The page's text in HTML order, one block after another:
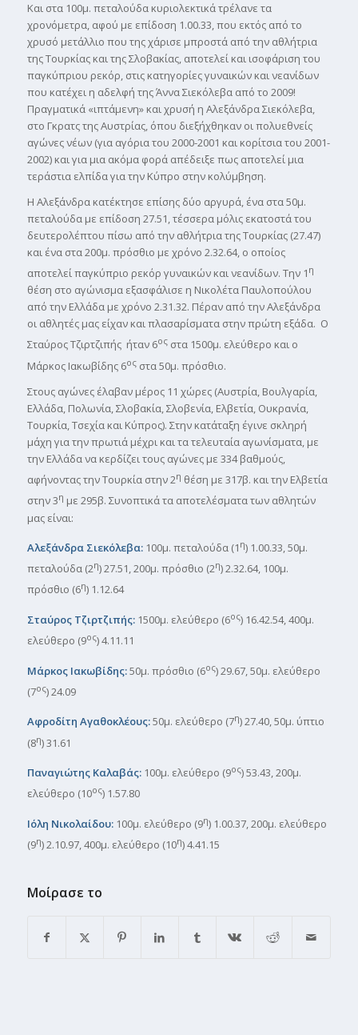
Και στα 100μ. πεταλούδα κυριολεκτικά τρέλανε τα
χρονόμετρα, αφού με επίδοση 1.00.33, που εκτός από το
χρυσό μετάλλιο που της χάρισε μπροστά από την αθλήτρια
της Τουρκίας και της Σλοβακίας, αποτελεί και ισοφάριση του
παγκύπριου ρεκόρ, στις κατηγορίες γυναικών και νεανίδων
που κατέχει η αδελφή της Άννα Σιεκόλεβα από το 2009!
Πραγματικά «ιπτάμενη» και χρυσή η Αλεξάνδρα Σιεκόλεβα,
στο Γκρατς της Αυστρίας, όπου διεξήχθηκαν οι πολυεθνείς
αγώνες νέων (για αγόρια του 2000-2001 και κορίτσια του 2001-
2002) και για μια ακόμα φορά απέδειξε πως αποτελεί μια
τεράστια ελπίδα για την Κύπρο στην κολύμβηση.
Η Αλεξάνδρα κατέκτησε επίσης δύο αργυρά, ένα στα 50μ.
πεταλούδα με επίδοση 27.51, τέσσερα μόλις εκατοστά του
δευτερολέπτου πίσω από την αθλήτρια της Τουρκίας (27.47)
και ένα στα 200μ. πρόσθιο με χρόνο 2.32.64, ο οποίος
αποτελεί παγκύπριο ρεκόρ γυναικών και νεανίδων. Την 1 η
θέση στο αγώνισμα εξασφάλισε η Νικολέτα Παυλοπούλου
από την Ελλάδα με χρόνο 2.31.32. Πέραν από την Αλεξάνδρα
οι αθλητές μας είχαν και πλασαρίσματα στην πρώτη εξάδα. Ο
Σταύρος Τζιρτζιπής ήταν 6οςστα 1500μ. ελεύθερο και ο
Μάρκος Ιακωβίδης 6οςστα 50μ. πρόσθιο.
Στους αγώνες έλαβαν μέρος 11 χώρες (Αυστρία, Βουλγαρία,
Ελλάδα, Πολωνία, Σλοβακία, Σλοβενία, Ελβετία, Ουκρανία,
Τουρκία, Τσεχία και Κύπρος). Στην κατάταξη έγινε σκληρή
μάχη για την πρωτιά μέχρι και τα τελευταία αγωνίσματα, με
την Ελλάδα να κερδίζει τους αγώνες με 334 βαθμούς,
αφήνοντας την Τουρκία στην 2η θέση με 317β. και την Ελβετία
στην 3η με 295β. Συνοπτικά τα αποτελέσματα των αθλητών
μας είναι:
Αλεξάνδρα Σιεκόλεβα:100μ. πεταλούδα (1 η) 1.00.33, 50μ.
πεταλούδα (2η) 27.51, 200μ. πρόσθιο (2η) 2.32.64, 100μ.
πρόσθιο (6η) 1.12.64
Σταύρος Τζιρτζιπής:1500μ. ελεύθερο (6ος) 16.42.54, 400μ.
ελεύθερο (9ος) 4.11.11
Μάρκος Ιακωβίδης:50μ. πρόσθιο (6ος) 29.67, 50μ. ελεύθερο
(7ος) 24.09
Αφροδίτη Αγαθοκλέους:50μ. ελεύθερο (7η) 27.40, 50μ. ύπτιο
(8η) 31.61
Παναγιώτης Καλαβάς:100μ. ελεύθερο (9ος) 53.43, 200μ.
ελεύθερο (10ος) 1.57.80
Ιόλη Νικολαίδου:100μ. ελεύθερο (9η) 1.00.37, 200μ. ελεύθερο
(9η) 2.10.97, 400μ. ελεύθερο (10η) 4.41.15
Μοίρασε το